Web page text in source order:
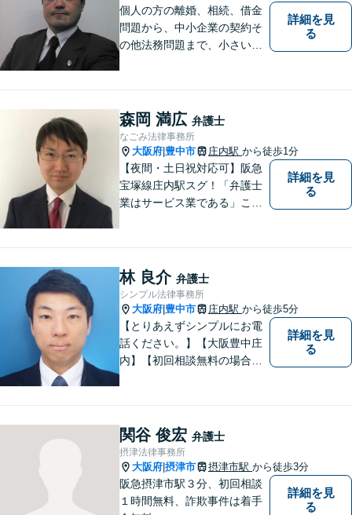
個人の方の離婚、相続、借金
問題から、中小企業の契約そ
の他法務問題まで、小さい事
す。
詳細を見
る
森岡 満広 弁護士
なごみ法律事務所
大阪府 豊中市 庄内駅 から徒歩1分
【夜間・土日祝対応可】阪急
宝塚線庄内駅スグ！「弁護士
業はサービス業である」こと
詳細を見
る
林 良介 弁護士
シンプル法律事務所
大阪府 豊中市 庄内駅 から徒歩5分
【とりあえずシンプルにお電
話ください。】【大阪豊中庄
内】【初回相談無料の場合あ
やWEB相談もございますので
お気軽にお問合せください】
詳細を見
る
関谷 俊宏 弁護士
摂津法律事務所
大阪府 摂津市 摂津市駅 から徒歩3分
阪急摂津市駅３分、初回相談
１時間無料、詐欺事件は着手
詳細を見
る